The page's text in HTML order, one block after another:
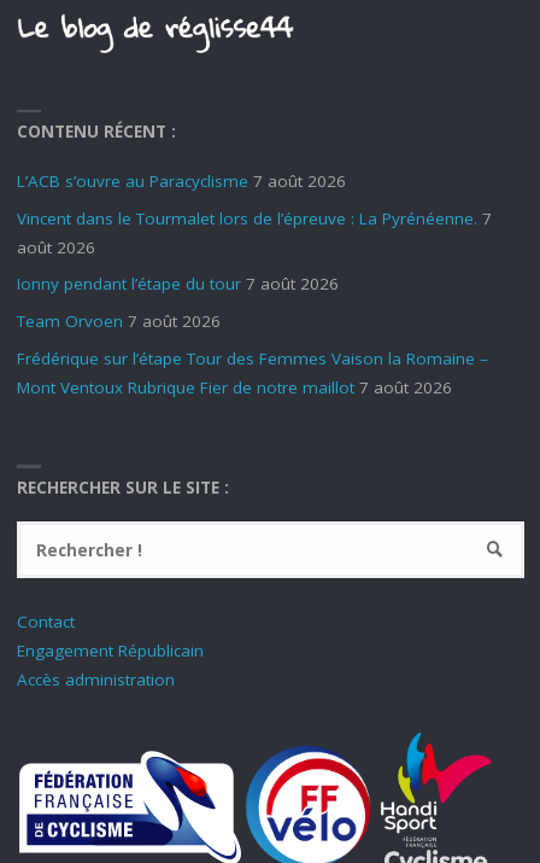
CONTENU RÉCENT :
L’ACB s’ouvre au Paracyclisme 7 août 2026
Vincent dans le Tourmalet lors de l’épreuve : La Pyrénéenne. 7
août 2026
Ionny pendant l’étape du tour 7 août 2026
Team Orvoen 7 août 2026
Frédérique sur l’étape Tour des Femmes Vaison la Romaine –
Mont Ventoux Rubrique Fier de notre maillot 7 août 2026
RECHERCHER SUR LE SITE :
Contact
Engagement Républicain
Accès administration